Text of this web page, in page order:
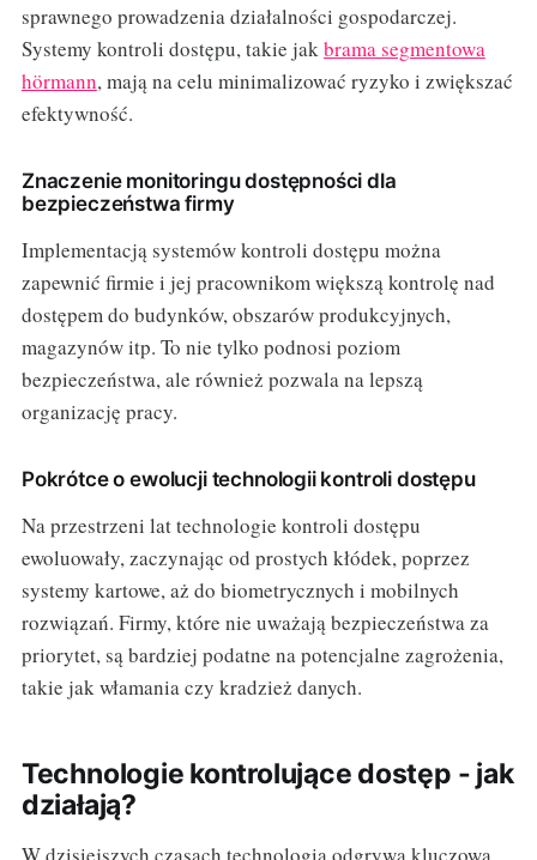
sprawnego prowadzenia działalności gospodarczej.
Systemy kontroli dostępu, takie jakbrama segmentowa
hörmann, mają na celu minimalizować ryzyko i zwiększać
efektywność.
Znaczenie monitoringu dostępności dla
bezpieczeństwa firmy
Implementacją systemów kontroli dostępu można
zapewnić firmie i jej pracownikom większą kontrolę nad
dostępem do budynków, obszarów produkcyjnych,
magazynów itp. To nie tylko podnosi poziom
bezpieczeństwa, ale również pozwala na lepszą
organizację pracy.
Pokrótce o ewolucji technologii kontroli dostępu
Na przestrzeni lat technologie kontroli dostępu
ewoluowały, zaczynając od prostych kłódek, poprzez
systemy kartowe, aż do biometrycznych i mobilnych
rozwiązań. Firmy, które nie uważają bezpieczeństwa za
priorytet, są bardziej podatne na potencjalne zagrożenia,
takie jak włamania czy kradzież danych.
Technologie kontrolujące dostęp - jak
działają?
W dzisiejszych czasach technologia odgrywa kluczową